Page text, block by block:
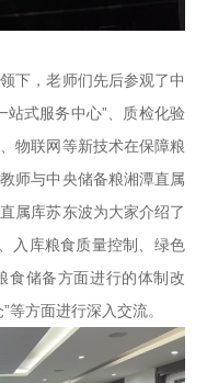
下，老师们先后参观了中
站式服务中心”、质检化验
物联网等新技术在保障粮
师与中央储备粮湘潭直属
属库苏东波为大家介绍了
入库粮食质量控制、绿色
食储备方面进行的体制改
等方面进行深入交流。